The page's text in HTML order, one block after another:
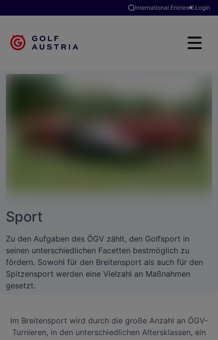
International Entries Login
Sport
Zu den Aufgaben des ÖGV zählt, den Golfsport in
seinen unterschiedlichen Facetten bestmöglich zu
fördern. Sowohl für den Breitensport als auch für den
Spitzensport werden eine Vielzahl an Maßnahmen
gesetzt.
Im Breitensport wird durch die große Anzahl an ÖGV-
Turnieren, in den unterschiedlichen Altersklassen, ein